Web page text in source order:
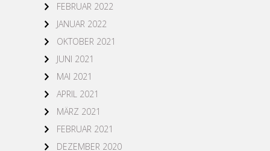
FEBRUAR 2022
JANUAR 2022
OKTOBER 2021
JUNI 2021
MAI 2021
APRIL 2021
MÄRZ 2021
FEBRUAR 2021
DEZEMBER 2020